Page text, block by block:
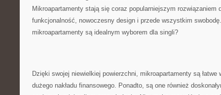
Mikroapartamenty‌ stają ​się coraz popularniejszym rozwiązaniem
funkcjonalność, nowoczesny design i ‍przede wszystkim
mikroapartamenty są⁢ idealnym wyborem dla singli?
Dzięki swojej niewielkiej powierzchni, mikroapartamenty są
dużego nakładu finansowego. Ponadto, są one również